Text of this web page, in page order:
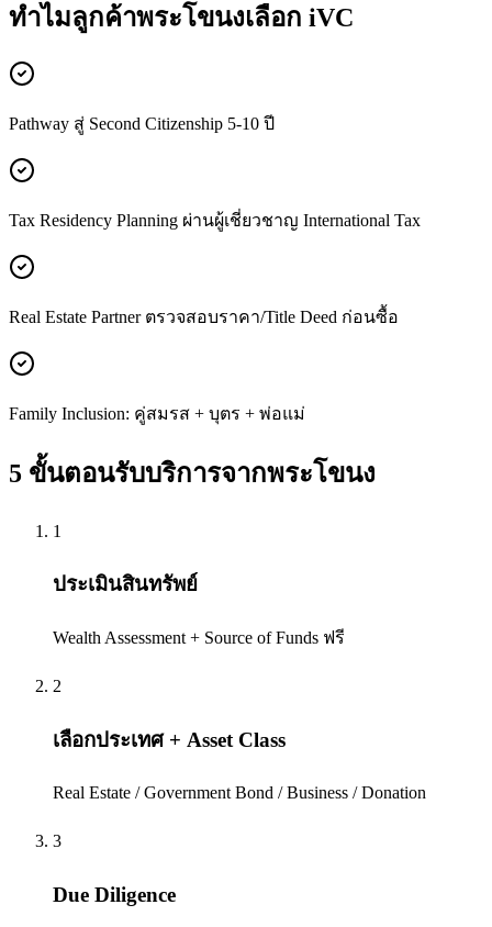
ทำไมลูกค้าพระโขนงเลือก iVC
Pathway สู่ Second Citizenship 5-10 ปี
Tax Residency Planning ผ่านผู้เชี่ยวชาญ International Tax
Real Estate Partner ตรวจสอบราคา/Title Deed ก่อนซื้อ
Family Inclusion: คู่สมรส + บุตร + พ่อแม่
5 ขั้นตอนรับบริการจากพระโขนง
1
ประเมินสินทรัพย์
Wealth Assessment + Source of Funds ฟรี
2
เลือกประเทศ + Asset Class
Real Estate / Government Bond / Business / Donation
3
Due Diligence